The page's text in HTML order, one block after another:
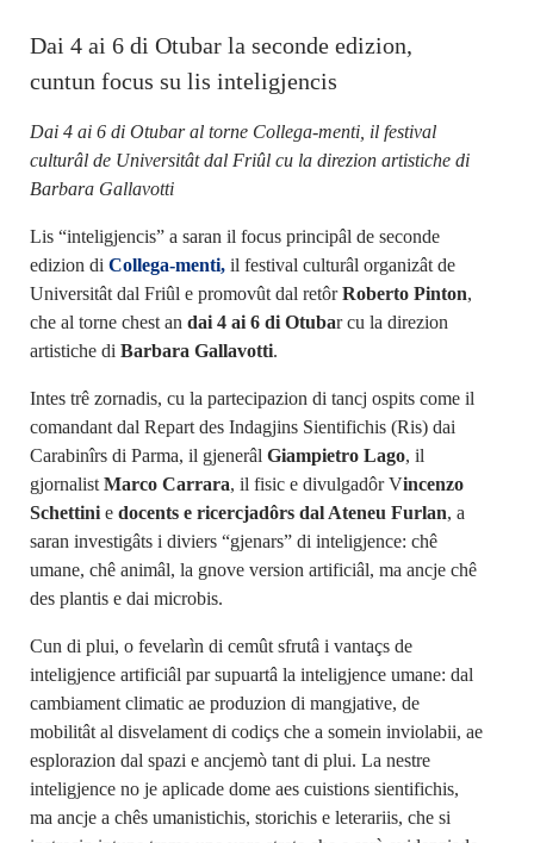
Dai 4 ai 6 di Otubar la seconde edizion,
cuntun focus su lis inteligjencis
Dai 4 ai 6 di Otubar al torne Collega-menti, il festival
culturâl de Universitât dal Friûl cu la direzion artistiche di
Barbara Gallavotti
Lis “inteligjencis” a saran il focus principâl de seconde
edizion di Collega-menti,il festival culturâl organizât de
Universitât dal Friûl e promovût dal retôrRoberto Pinton,
che al torne chest an dai 4 ai 6 di Otubar cu la direzion
artistiche di Barbara Gallavotti.
Intes trê zornadis, cu la partecipazion di tancj ospits come il
comandant dal Repart des Indagjins Sientifichis (Ris) dai
Carabinîrs di Parma, il gjenerâl Giampietro Lago, il
gjornalist Marco Carrara, il fisic e divulgadôr Vincenzo
Schettinie docents e ricercjadôrs dal Ateneu Furlan, a
saran investigâts i diviers “gjenars” di inteligjence: chê
umane, chê animâl, la gnove version artificiâl, ma ancje chê
des plantis e dai microbis.
Cun di plui, o fevelarìn di cemût sfrutâ i vantaçs de
inteligjence artificiâl par supuartâ la inteligjence umane: dal
cambiament climatic ae produzion di mangjative, de
mobilitât al disvelament di codiçs che a somein inviolabii, ae
esplorazion dal spazi e ancjemò tant di plui. La nestre
inteligjence no je aplicade dome aes cuistions sientifichis,
ma ancje a chês umanistichis, storichis e leterariis, che si